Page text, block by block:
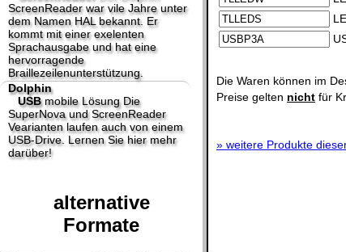
Die Waren können im
Preise gelten nicht für
» weitere Produkte
ScreenReader war vile Jahre unter
dem Namen HAL bekannt. Er
kommt mit einer exelenten
Sprachausgabe und hat eine
hervorragende
Braillezeilenunterstützung.
Dolphin
USBmobile LösungDie
SuperNova und ScreenReader
Vearianten laufen auch von einem
USB-Drive. Lernen Sie hier mehr
darüber!
alternative
Formate